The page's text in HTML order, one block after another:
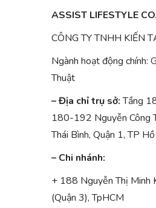
ASSIST LIFESTYLE
CÔNG TY TNHH KIẾN
Ngành hoạt động chính:
Thuật
– Địa chỉ trụ sở:Tầng
180-192 Nguyễn Công
Thái Bình, Quận 1, TP
– Chi nhánh:
+ 188 Nguyễn Thị Minh
(Quận 3), TpHCM